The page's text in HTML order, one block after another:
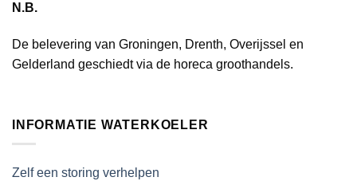
N.B.
De belevering van Groningen, Drenth, Overijssel en
Gelderland geschiedt via de horeca groothandels.
INFORMATIE WATERKOELER
Zelf een storing verhelpen